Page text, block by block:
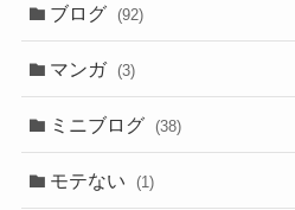
ブログ (92)
マンガ (3)
ミニブログ (38)
モテない (1)